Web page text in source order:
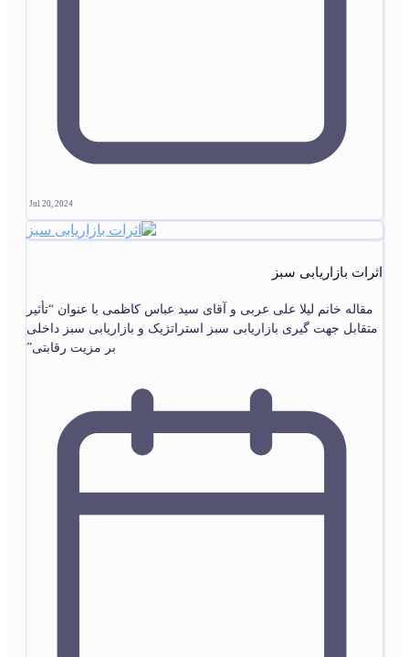
Jul 20, 2024
اثرات بازاریابی سبز
مقاله خانم لیلا علی عربی و آقای سید عباس کاظمی با عنوان “تأثیر
متقابل جهت گیری بازاریابی سبز استراتژیک و بازاریابی سبز داخلی
بر مزیت رقابتی”